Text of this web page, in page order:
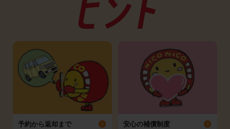
予約から返却まで 安心の補償制度